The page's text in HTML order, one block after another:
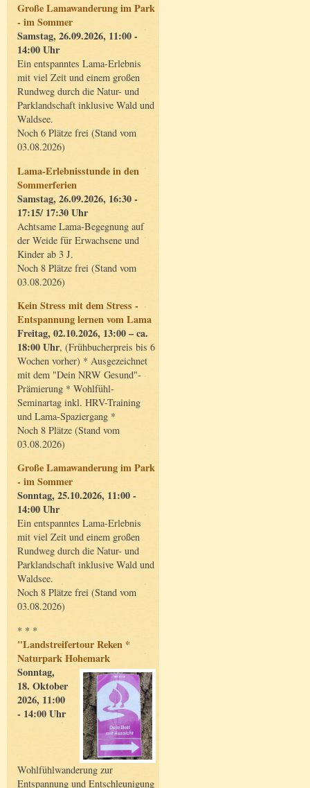
Große Lamawanderung im Park
- im Sommer
Samstag, 26.09.2026, 11:00 -
14:00 Uhr
Ein entspanntes Lama-Erlebnis
mit viel Zeit und einem großen
Rundweg durch die Natur- und
Parklandschaft inklusive Wald und
Waldsee.
Noch 6 Plätze frei (Stand vom
03.08.2026)
Lama-Erlebnisstunde in den
Sommerferien
Samstag, 26.09.2026, 16:30 -
17:15/ 17:30 Uhr
Achtsame Lama-Begegnung auf
der Weide für Erwachsene und
Kinder ab 3 J.
Noch 8 Plätze frei (Stand vom
03.08.2026)
Kein Stress mit dem Stress -
Entspannung lernen vom Lama
Freitag, 02.10.2026, 13:00 – ca.
18:00 Uhr, (Frühbucherpreis bis 6
Wochen vorher) * Ausgezeichnet
mit dem "Dein NRW Gesund"-
Prämierung * Wohlfühl-
Seminartag inkl. HRV-Training
und Lama-Spaziergang *
Noch 8 Plätze (Stand vom
03.08.2026)
Große Lamawanderung im Park
- im Sommer
Sonntag, 25.10.2026, 11:00 -
14:00 Uhr
Ein entspanntes Lama-Erlebnis
mit viel Zeit und einem großen
Rundweg durch die Natur- und
Parklandschaft inklusive Wald und
Waldsee.
Noch 8 Plätze frei (Stand vom
03.08.2026)
* * *
"Landstreifertour Reken *
Naturpark Hohemark
Sonntag,
18. Oktober
2026, 11:00
- 14:00 Uhr
Wohlfühlwanderung zur
Entspannung und Entschleunigung